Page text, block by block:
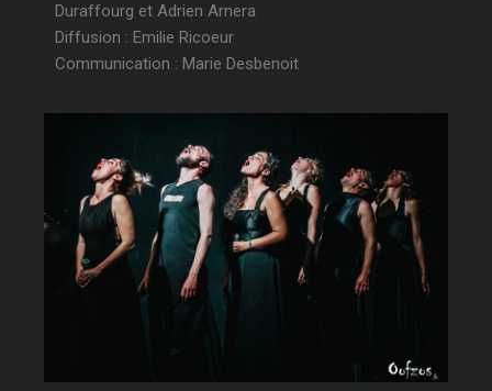
Duraffourg et Adrien Arnera
Diffusion : Emilie Ricoeur
Communication : Marie Desbenoit